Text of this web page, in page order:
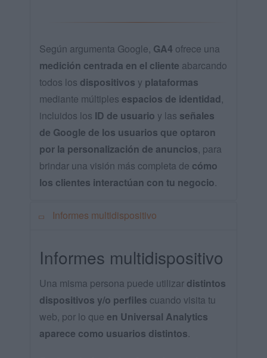
Según argumenta Google, GA4 ofrece una
medición centrada en el cliente abarcando
todos los dispositivos y plataformas
mediante múltiples espacios de identidad,
incluidos los ID de usuario y las señales
de Google de los usuarios que optaron
por la personalización de anuncios, para
brindar una visión más completa de cómo
los clientes interactúan con tu negocio.
Informes multidispositivo
Informes multidispositivo
Una misma persona puede utilizar distintos
dispositivos y/o perfiles cuando visita tu
web, por lo que en Universal Analytics
aparece como usuarios distintos.